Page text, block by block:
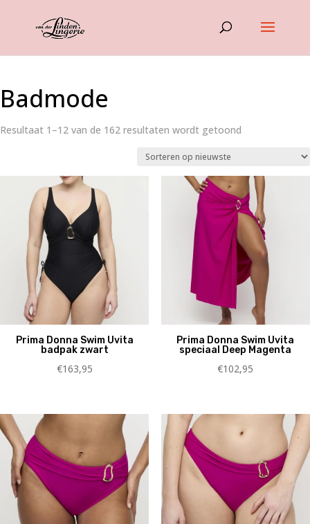
Badmode
Resultaat 1–12 van de 162 resultaten wordt getoond
Prima Donna Swim Uvita
badpak zwart
€163,95
Prima Donna Swim Uvita
speciaal Deep Magenta
€102,95